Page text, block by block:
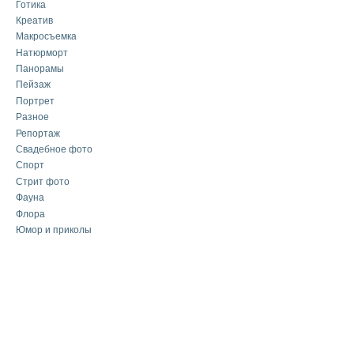
Готика
Креатив
Макросъемка
Натюрморт
Панорамы
Пейзаж
Портрет
Разное
Репортаж
Свадебное фото
Спорт
Стрит фото
Фауна
Флора
Юмор и приколы